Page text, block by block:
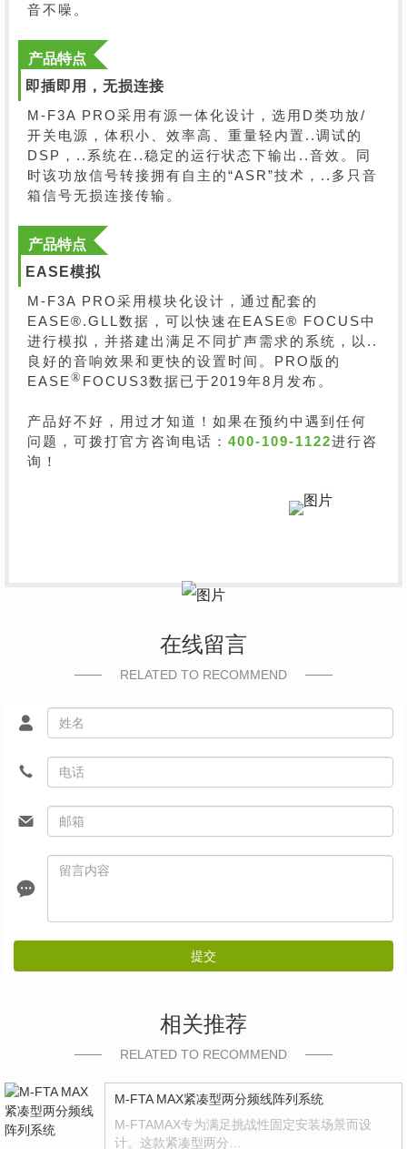
音不噪。
产品特点
即插即用，无损连接
M-F3A PRO采用有源一体化设计，选用D类功放/
开关电源，体积小、效率高、重量轻内置..调试的
DSP，..系统在..稳定的运行状态下输出..音效。同
时该功放信号转接拥有自主的“ASR”技术，..多只音
箱信号无损连接传输。
产品特点
EASE模拟
M-F3A PRO采用模块化设计，通过配套的
EASE®.GLL数据，可以快速在EASE® FOCUS中
进行模拟，并搭建出满足不同扩声需求的系统，以..
良好的音响效果和更快的设置时间。PRO版的
EASE ® FOCUS3数据已于2019年8月发布。
产品好不好，用过才知道！如果在预约中遇到任何
问题，可拨打官方咨询电话： 400-109-1122进行咨
询！
在线留言
RELATED TO RECOMMEND
提交
相关推荐
RELATED TO RECOMMEND
M-FTA MAX紧凑型两分频线阵列系统
M-FTAMAX专为满足挑战性固定安装场景而设
计。这款紧凑型两分…